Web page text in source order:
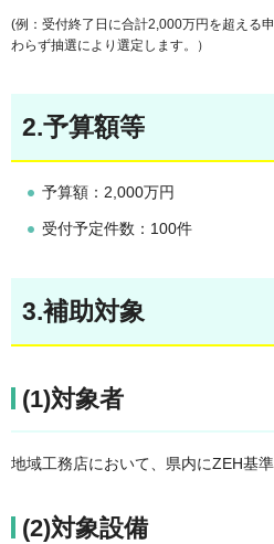
(例：受付終了日に合計2,000万円を超える
わらず抽選により選定します。）
2.予算額等
予算額：2,000万円
受付予定件数：100件
3.補助対象
(1)対象者
地域工務店において、県内にZEH基
(2)対象設備